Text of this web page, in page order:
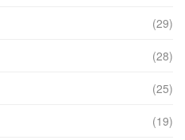
(29)
(28)
(25)
(19)